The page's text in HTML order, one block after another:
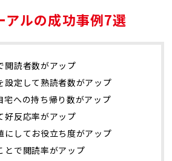
アルの成功事例7選
閲読者数がアップ
設定して熟読者数がアップ
宅への持ち帰り数がアップ
好反応率がアップ
にしてお役立ち度がアップ
とで閲読率がアップ